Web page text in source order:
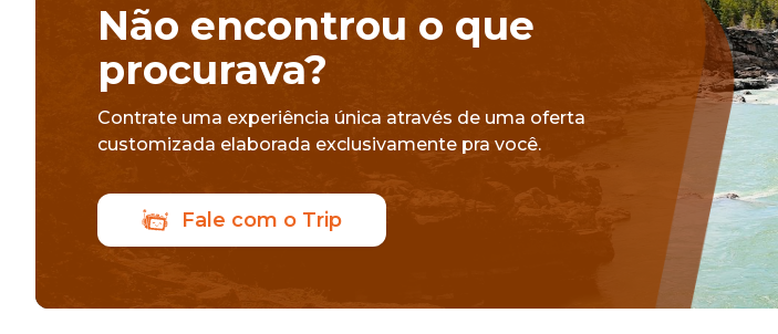
Não encontrou o que
procurava?
Contrate uma experiência única através de uma oferta
customizada elaborada exclusivamente pra você.
Fale com o Trip